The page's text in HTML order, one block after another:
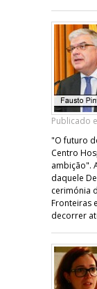
Publicado
"O futuro
Centro
ambição".
daquele
cerimónia
Fronteiras
decorrer